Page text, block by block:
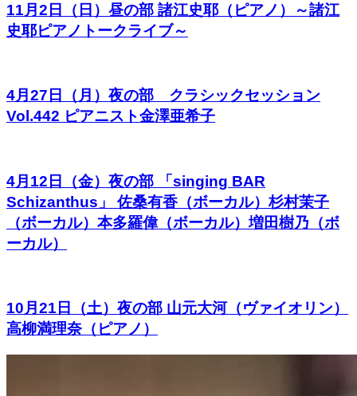
11月2日（日）昼の部 諸江史耶（ピアノ）～諸江
史耶ピアノトークライブ～
4月27日（月）夜の部 クラシックセッション
Vol.442 ピアニスト金澤亜希子
4月12日（金）夜の部 「singing BAR
Schizanthus」 佐桑有香（ボーカル）杉村茉子
（ボーカル）本多羅偉（ボーカル）増田樹乃（ボ
ーカル）
10月21日（土）夜の部 山元大河（ヴァイオリン）
高柳満理奈（ピアノ）